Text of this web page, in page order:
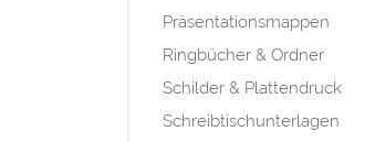
Präsentationsmappen
Ringbücher & Ordner
Schilder & Plattendruck
Schreibtischunterlagen